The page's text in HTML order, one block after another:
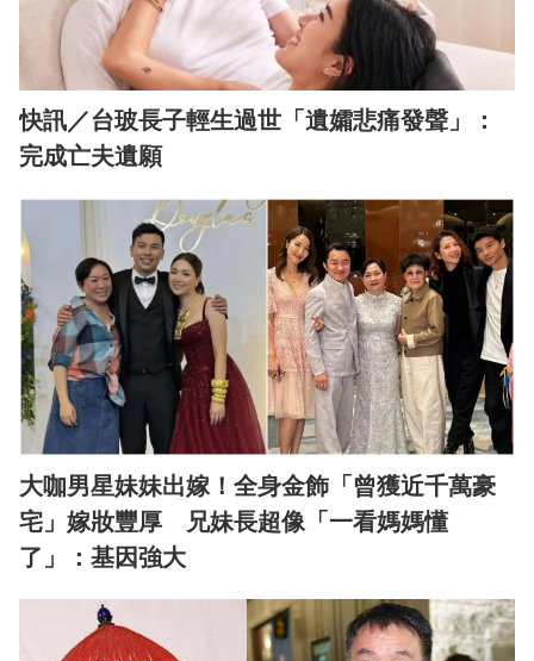
快訊／台玻長子輕生過世「遺孀悲痛發聲」：
完成亡夫遺願
大咖男星妹妹出嫁！全身金飾「曾獲近千萬豪
宅」嫁妝豐厚 兄妹長超像「一看媽媽懂
了」：基因強大